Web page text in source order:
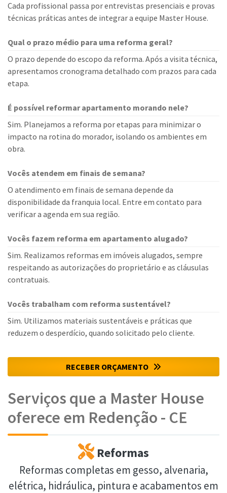
Cada profissional passa por entrevistas presenciais e provas
técnicas práticas antes de integrar a equipe Master House.
Qual o prazo médio para uma reforma geral?
O prazo depende do escopo da reforma. Após a visita técnica,
apresentamos cronograma detalhado com prazos para cada
etapa.
É possível reformar apartamento morando nele?
Sim. Planejamos a reforma por etapas para minimizar o
impacto na rotina do morador, isolando os ambientes em
obra.
Vocês atendem em finais de semana?
O atendimento em finais de semana depende da
disponibilidade da franquia local. Entre em contato para
verificar a agenda em sua região.
Vocês fazem reforma em apartamento alugado?
Sim. Realizamos reformas em imóveis alugados, sempre
respeitando as autorizações do proprietário e as cláusulas
contratuais.
Vocês trabalham com reforma sustentável?
Sim. Utilizamos materiais sustentáveis e práticas que
reduzem o desperdício, quando solicitado pelo cliente.
RECEBER ORÇAMENTO
Serviços que a Master House
oferece em Redenção - CE
Reformas
Reformas completas em gesso, alvenaria,
elétrica, hidráulica, pintura e acabamentos em